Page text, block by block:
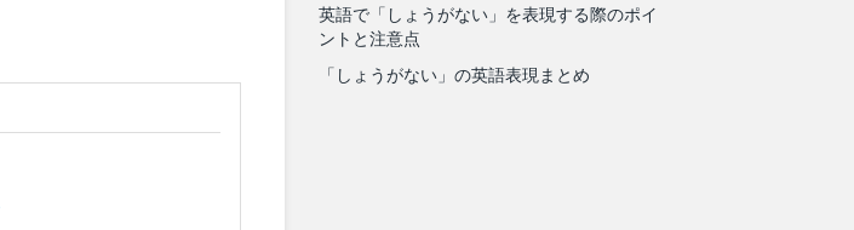
英語で「しょうがない」を表現する際のポイ
ントと注意点
「しょうがない」の英語表現まとめ